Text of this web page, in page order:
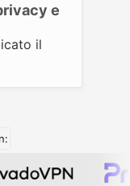
e
il